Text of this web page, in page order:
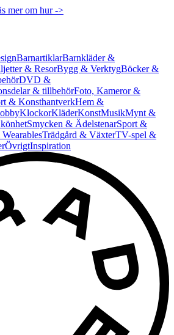
mer om hur ->
BarnartiklarBarnkläder &
& ResorBygg & VerktygBöcker &
DVD &
& tillbehörFoto, Kameror &
& KonsthantverkHem &
KlockorKläderKonstMusikMynt &
Smycken & ÄdelstenarSport &
Trädgård & VäxterTV-spel &
ÖvrigtInspiration